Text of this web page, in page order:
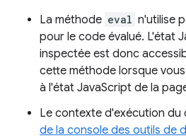
La méthode eval n'utilise
pour le code évalué. L'état
inspectée est donc
cette méthode lorsque
à l'état JavaScript de la
Le contexte d'exécution du
de la console des outils de